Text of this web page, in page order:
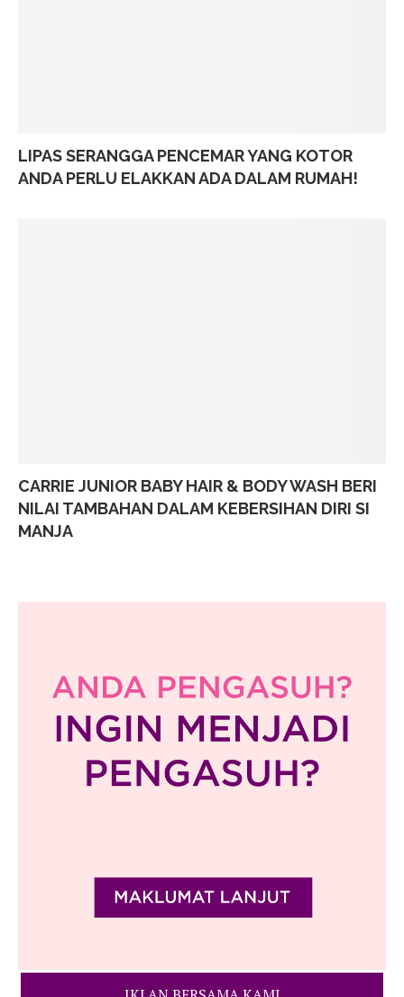
LIPAS SERANGGA PENCEMAR YANG KOTOR
ANDA PERLU ELAKKAN ADA DALAM RUMAH!
CARRIE JUNIOR BABY HAIR & BODY WASH BERI
NILAI TAMBAHAN DALAM KEBERSIHAN DIRI SI
MANJA